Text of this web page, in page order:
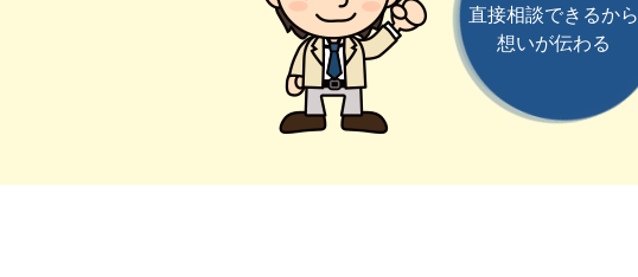
直接相談できるから
想いが伝わる